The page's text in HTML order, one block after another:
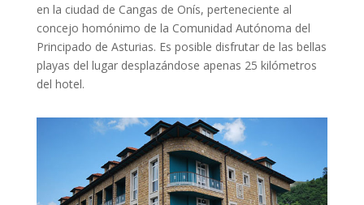
en la ciudad de Cangas de Onís, perteneciente al
concejo homónimo de la Comunidad Autónoma del
Principado de Asturias. Es posible disfrutar de las bellas
playas del lugar desplazándose apenas 25 kilómetros
del hotel.